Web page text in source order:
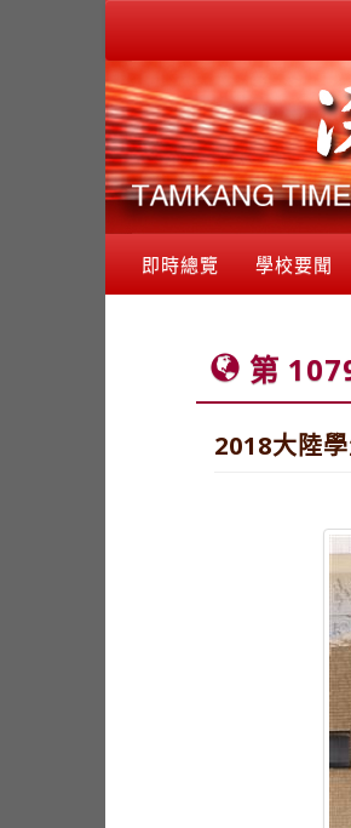
即時總覽 學校要聞
第
2018大陸